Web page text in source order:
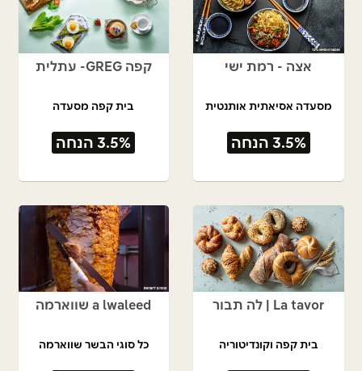
אצה - רמת ישי
מסעדה אסיאתית אותנטית
3.5% הנחה
קפה GREG- עתלית
בית קפה מסעדה
3.5% הנחה
La tavor | לה תבור
בית קפה וקונדיטוריה
a lwaleed שווארמה
כל סוגי הבשר שווארמה